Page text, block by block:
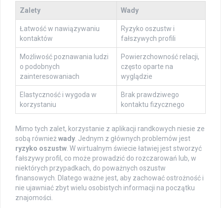
Zalety Wady
Łatwość w nawiązywaniu
kontaktów
Ryzyko oszustw i
fałszywych profili
Możliwość poznawania ludzi
o podobnych
zainteresowaniach
Powierzchowność relacji,
często oparte na
wyglądzie
Elastyczność i wygoda w
korzystaniu
Brak prawdziwego
kontaktu fizycznego
Mimo tych zalet, korzystanie z aplikacji randkowych niesie ze
sobą równieżwady. Jednym z głównych problemów jest
ryzyko oszustw. W wirtualnym świecie łatwiej jest stworzyć
fałszywy profil, co może prowadzić do rozczarowań lub, w
niektórych przypadkach, do poważnych oszustw
finansowych. Dlatego ważne jest, aby zachować ostrożność i
nie ujawniać zbyt wielu osobistych informacji na początku
znajomości.